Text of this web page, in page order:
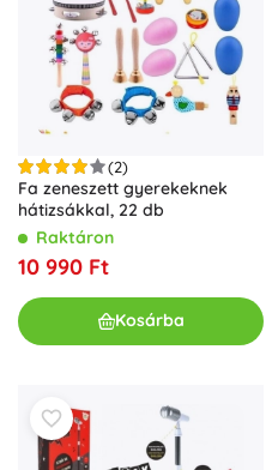
(2)
Fa zeneszett gyerekeknek
hátizsákkal, 22 db
Raktáron
10 990 Ft
Kosárba